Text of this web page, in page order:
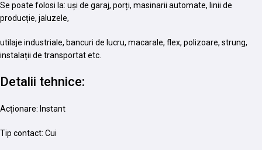
Se poate folosi la: uși de garaj, porți, masinarii automate, linii de
producție, jaluzele,
utilaje industriale, bancuri de lucru, macarale, flex, polizoare, strung,
instalații de transportat etc.
Detalii tehnice:
Acționare: Instant
Tip contact: Cui